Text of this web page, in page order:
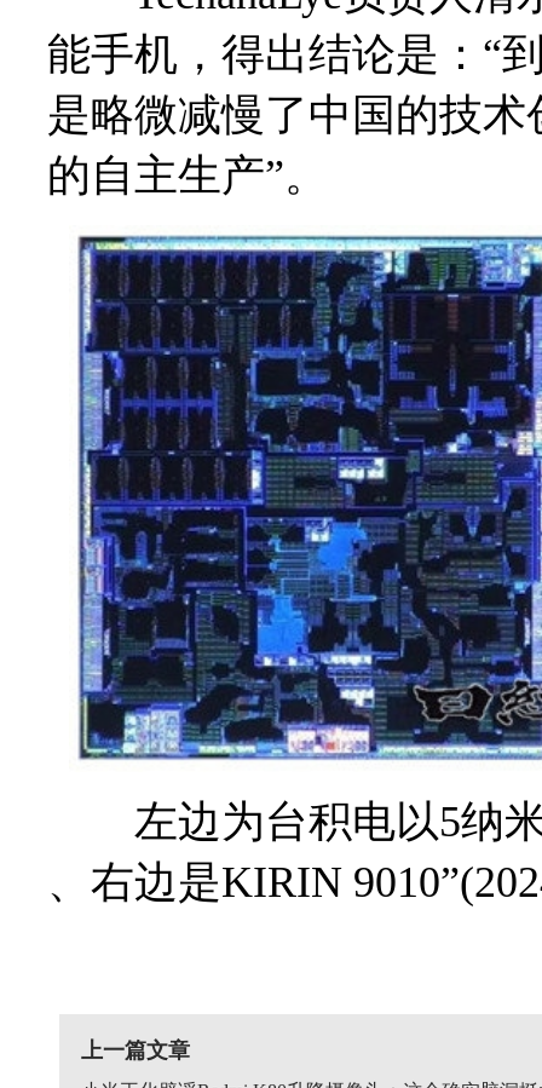
能手机，得出结论是：“
是略微减慢了中国的技
的自主生产”。
左边为台积电以5纳米
、右边是KIRIN
上一篇文章